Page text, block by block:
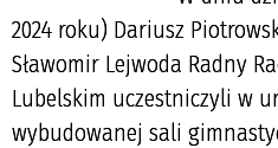
2024 roku) Dariusz
Sławomir Lejwoda Radny
Lubelskim uczestniczyli w
wybudowanej sali